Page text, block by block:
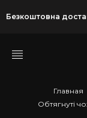
Безкоштовна
Главная
Обтягнуті